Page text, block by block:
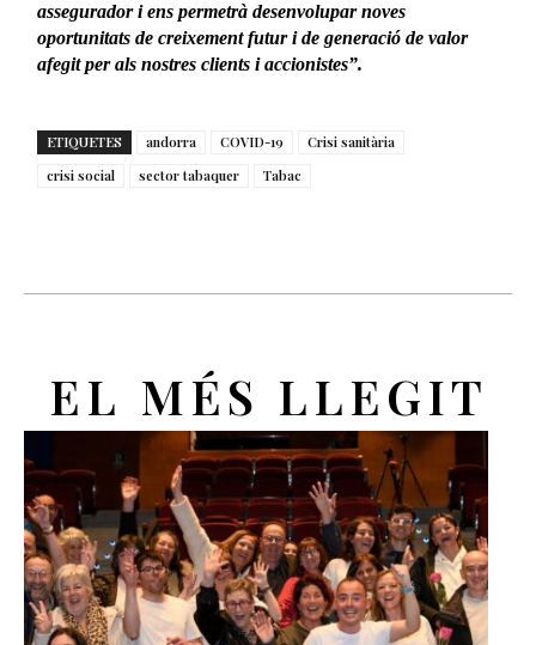
assegurador i ens permetrà desenvolupar noves
oportunitats de creixement futur i de generació de valor
afegit per als nostres clients i accionistes”.
ETIQUETES andorra COVID-19
Crisi sanitària
crisi social
sector tabaquer Tabac
EL MÉS LLEGIT